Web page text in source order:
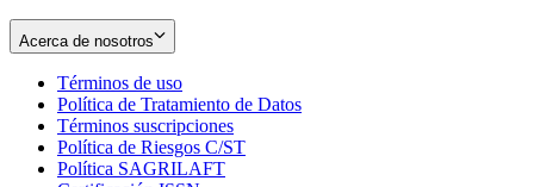
Acerca de nosotros
Términos de uso
in
new
window
Política de Tratamiento de Datos
Términos suscripciones
in
Política de Riesgos C/ST
Política SAGRILAFT